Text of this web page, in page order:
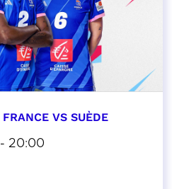
VS SUÈDE
20:00